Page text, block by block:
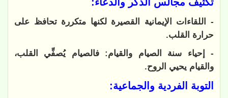
- اللقاءات الإيمانية القصيرة لكنها متكررة تحافظ على
حرارة القلب.
- إحياء سنة الصيام والقيام: فالصيام يُصفِّي القلب،
والقيام يحيي الروح.
التوبة الفردية والجماعية: